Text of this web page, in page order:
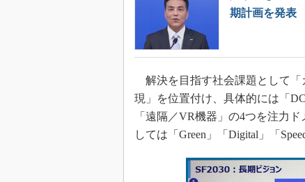
期計画を発表
解決を目指す社会課題として「
現」を位置付け、具体的には「
「遠隔／VR機器」の4つを注力
しては「Green」「Digital」「